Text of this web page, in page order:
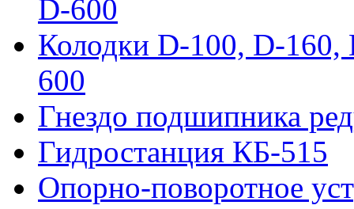
D-600
Колодки D-100, D-
600
Гнездо подшипника
Гидростанция КБ-515
Опорно-поворотное